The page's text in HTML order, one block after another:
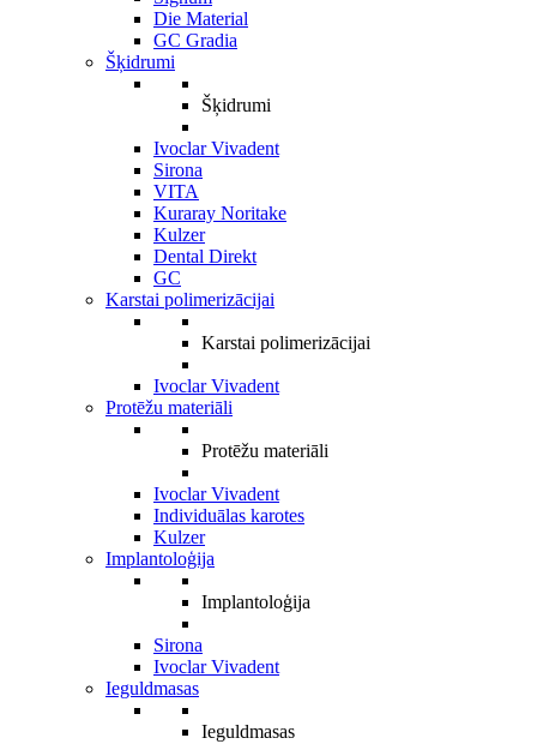
Die Material
GC Gradia
Šķidrumi
Šķidrumi
Ivoclar Vivadent
Sirona
VITA
Kuraray Noritake
Kulzer
Dental Direkt
GC
Karstai polimerizācijai
Karstai polimerizācijai
Ivoclar Vivadent
Protēžu materiāli
Protēžu materiāli
Ivoclar Vivadent
Individuālas karotes
Kulzer
Implantoloģija
Implantoloģija
Sirona
Ivoclar Vivadent
Ieguldmasas
Ieguldmasas